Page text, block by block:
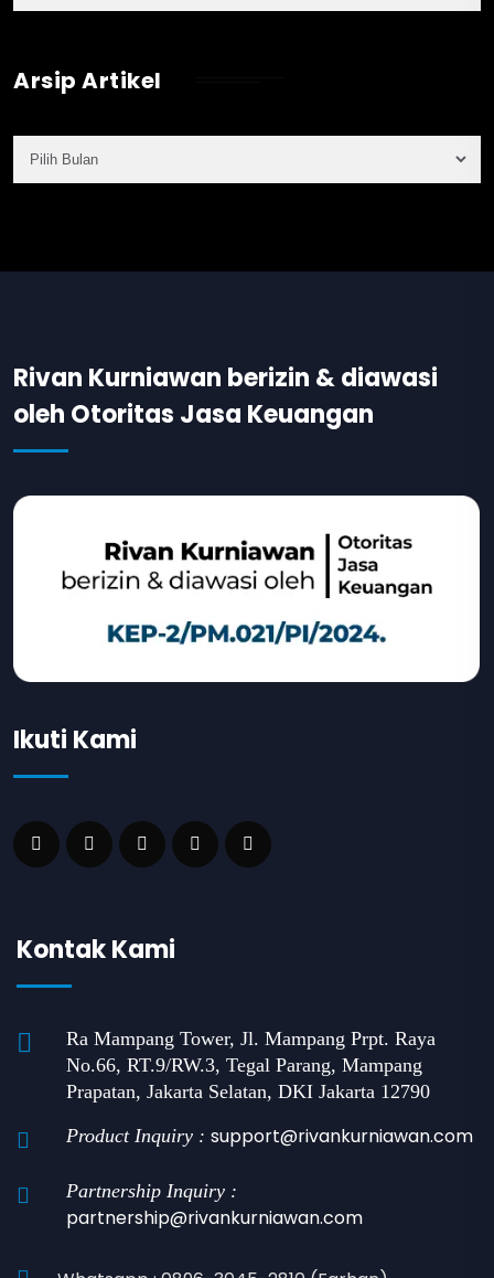
Arsip Artikel
Rivan Kurniawan berizin & diawasi
oleh Otoritas Jasa Keuangan
Ikuti Kami
Kontak Kami
Ra Mampang Tower, Jl. Mampang Prpt. Raya
No.66, RT.9/RW.3, Tegal Parang, Mampang
Prapatan, Jakarta Selatan, DKI Jakarta 12790
Product Inquiry : support@rivankurniawan.com
Partnership Inquiry :
partnership@rivankurniawan.com